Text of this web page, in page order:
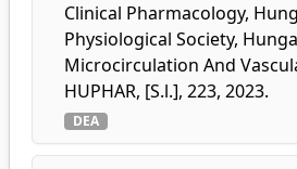
Clinical Pharmacology,
Physiological Society,
Microcirculation And
HUPHAR, [S.l.], 223, 2023.
DEA